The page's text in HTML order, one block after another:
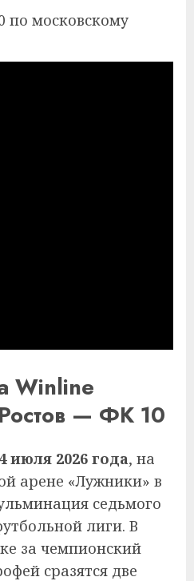
по московскому
Winline
— ФК 10
4 июля 2026 года, на
арене «Лужники» в
седьмого
лиги. В
за чемпионский
сразятся две